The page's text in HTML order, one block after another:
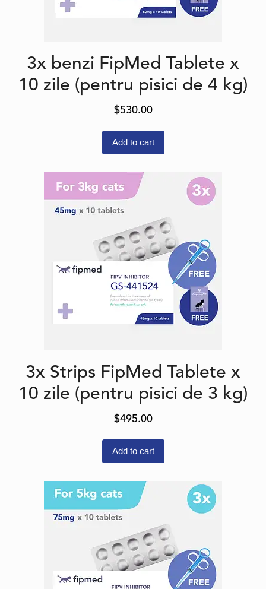
3x benzi FipMed Tablete x
10 zile (pentru pisici de 4 kg)
$530.00
Add to cart
3x Strips FipMed Tablete x
10 zile (pentru pisici de 3 kg)
$495.00
Add to cart